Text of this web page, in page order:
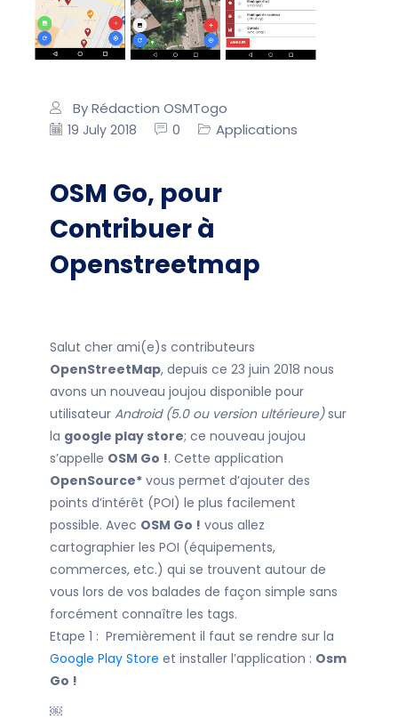
By Rédaction OSMTogo
19 July 2018 0 Applications
OSM Go, pour
Contribuer à
Openstreetmap
Salut cher ami(e)s contributeurs
OpenStreetMap, depuis ce 23 juin 2018 nous
avons un nouveau joujou disponible pour
utilisateur Android (5.0 ou version ultérieure)sur
la google play store; ce nouveau joujou
s’appelle OSM Go !. Cette application
OpenSource* vous permet d’ajouter des
points d’intérêt (POI) le plus facilement
possible. Avec OSM Go ! vous allez
cartographier les POI (équipements,
commerces, etc.) qui se trouvent autour de
vous lors de vos balades de façon simple sans
forcément connaître les tags.
Etape 1 : Premièrement il faut se rendre sur la
Google Play Store et installer l’application : Osm
Go !
￼